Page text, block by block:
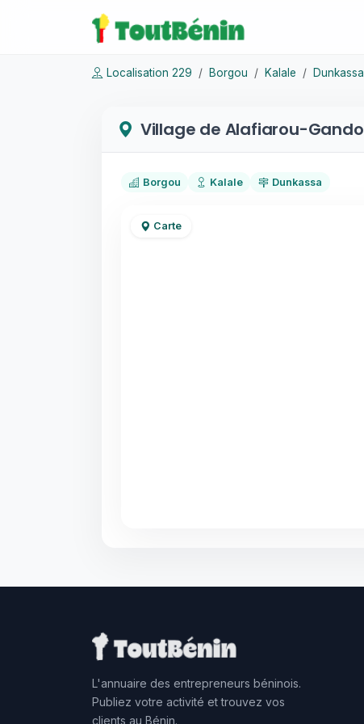
Localisation 229 Borgou Kalale Dunkassa
Village de Alafiarou-Gando
Borgou Kalale Dunkassa
Carte
L'annuaire des entrepreneurs béninois.
Publiez votre activité et trouvez vos
clients au Bénin.